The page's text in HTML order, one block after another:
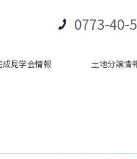
0773-40-
成見学会情報 土地分譲情